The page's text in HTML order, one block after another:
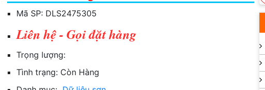
Mã SP: DLS2475305
Liên hệ - Gọi đặt hàng
Trọng lượng:
Tình trạng: Còn Hàng